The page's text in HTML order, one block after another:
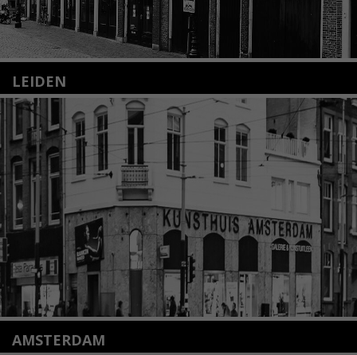
LEIDEN
Nieuwstraat 35
2312 KA Leiden
+31(0)71 – 52 84 480
info@kunsthuisleiden.nl
Lees meer
AMSTERDAM